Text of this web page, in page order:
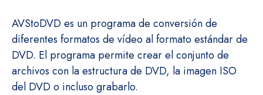
AVStoDVD es un programa de conversión de
diferentes formatos de vídeo al formato estándar de
DVD. El programa permite crear el conjunto de
archivos con la estructura de DVD, la imagen ISO
del DVD o incluso grabarlo.